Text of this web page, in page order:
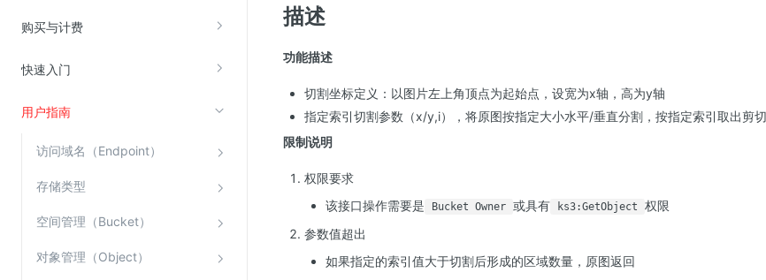
购买与计费
快速入门
用户指南
访问域名（Endpoint）
存储类型
空间管理（Bucket）
对象管理（Object）
在线迁移服务
视频云服务
云直播(KLS)
描述
功能描述
切割坐标定义：以图片左上角顶点为起始点，设宽为x轴，高为y轴
指定索引切割参数（x/y,i），将原图按指定大小水平/垂直分割，按指定索引取出剪
限制说明
权限要求
该接口操作需要是
Bucket Owner 或具有 ks3:GetObject
权限
参数值超出
如果指定的索引值大于切割后形成的区域数量，原图返回